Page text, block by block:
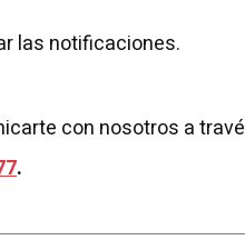
las notificaciones.
con nosotros a
.